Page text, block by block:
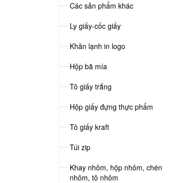
Các sản phẩm khác
Ly giấy-cốc giấy
Khăn lạnh in logo
Hộp bã mía
Tô giấy trắng
Hộp giấy đựng thực phẩm
Tô giấy kraft
Túi zip
Khay nhôm, hộp nhôm, chén
nhôm, tô nhôm